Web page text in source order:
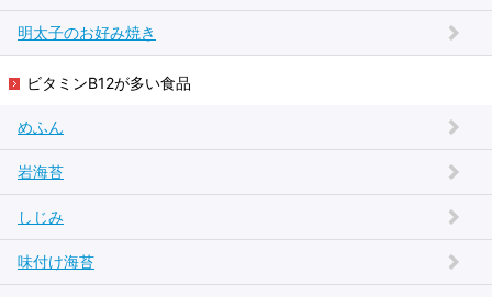
明太子のお好み焼き
ビタミンB12が多い食品
めふん
岩海苔
しじみ
味付け海苔